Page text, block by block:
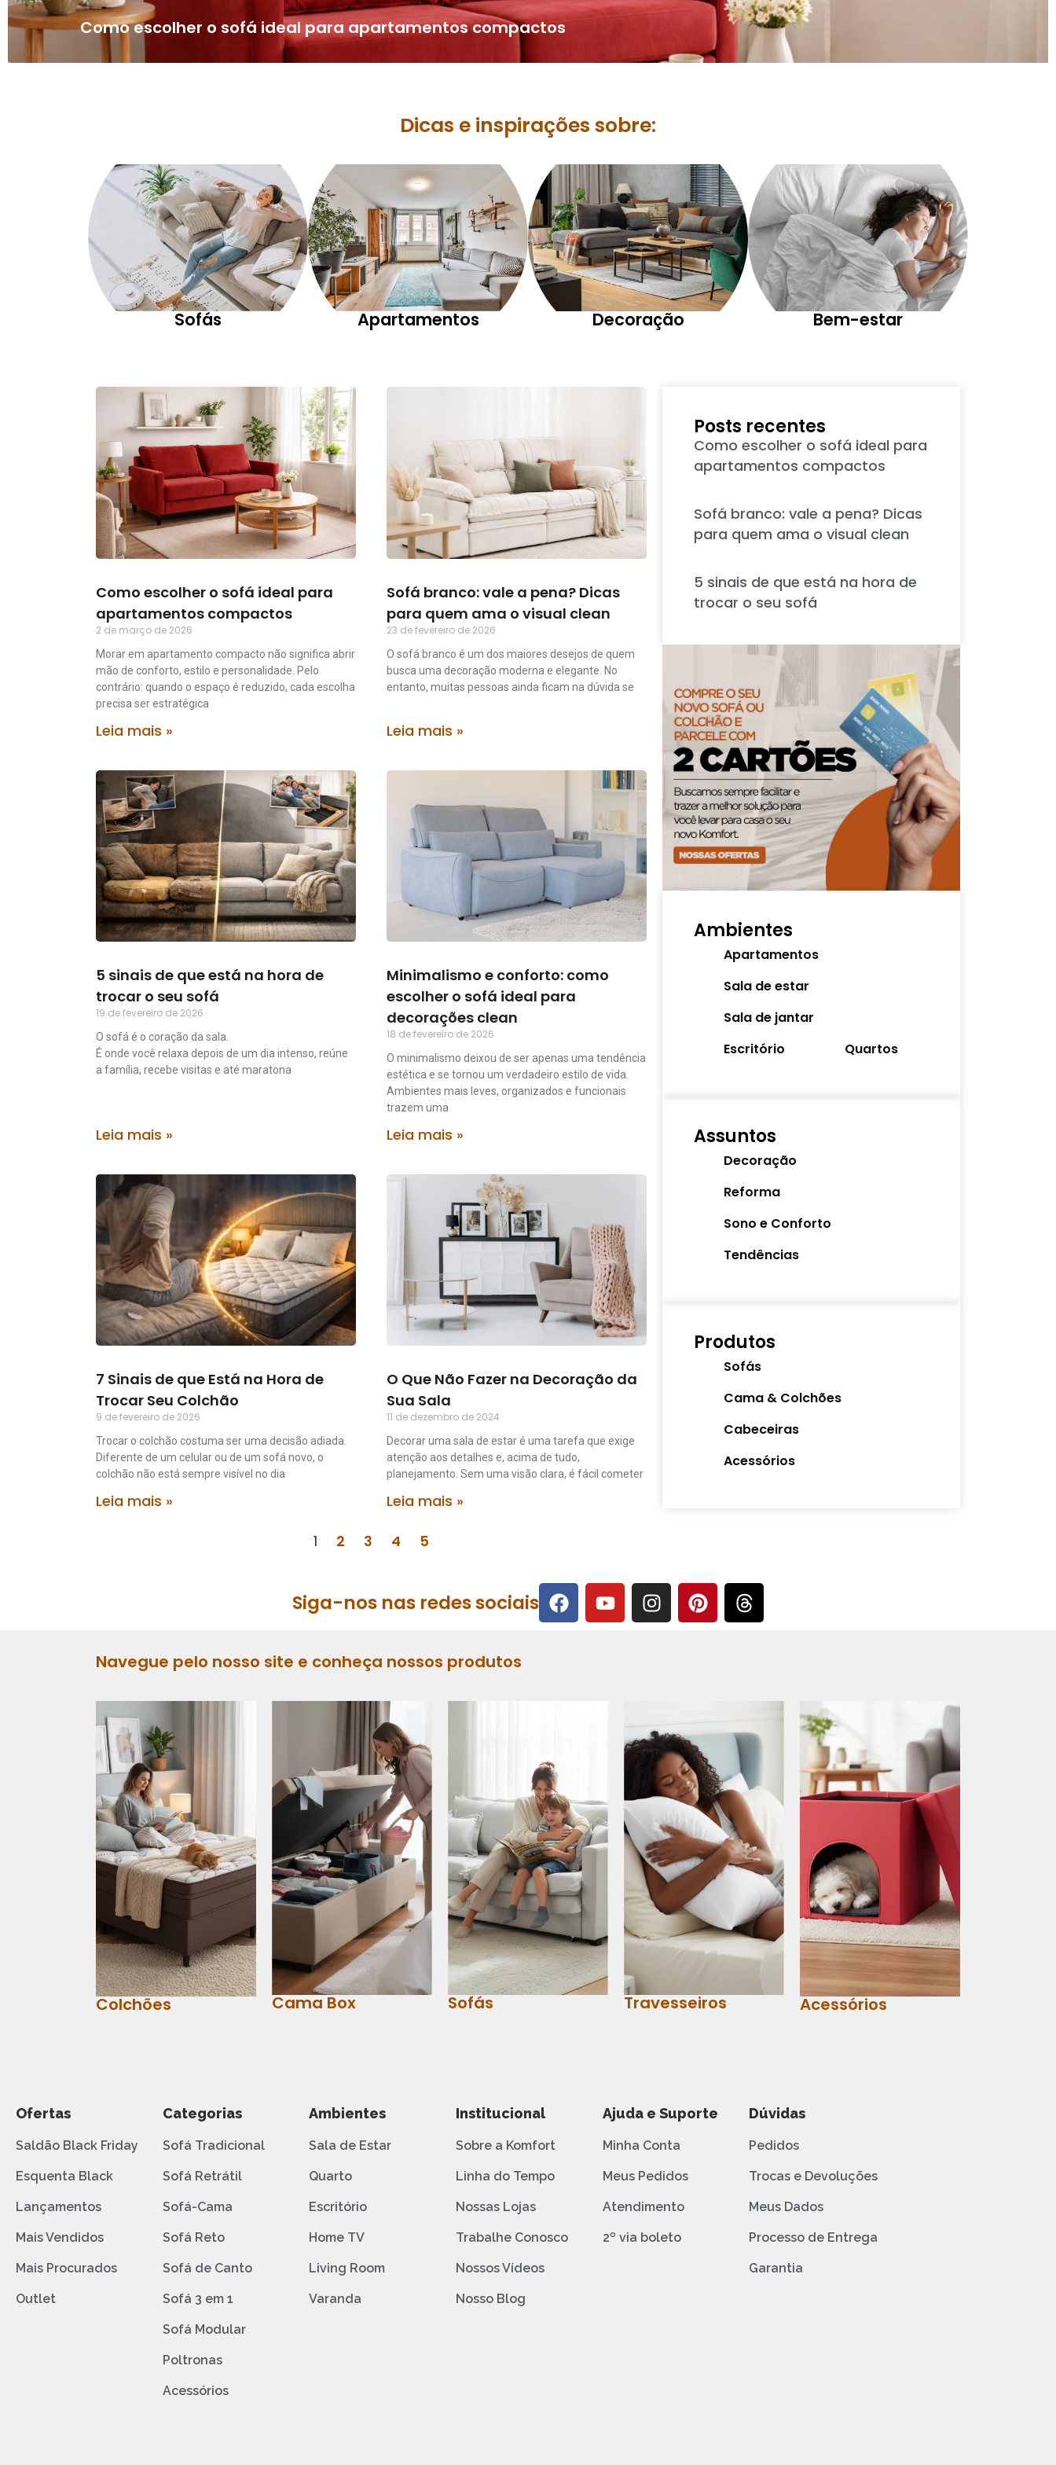
Como escolher o sofá ideal para apartamentos compactos
Dicas e inspirações sobre:
Sofás Apartamentos Decoração Bem-estar
Como escolher o sofá ideal para
apartamentos compactos
2 de março de 2026
Morar em apartamento compacto não significa abrir
mão de conforto, estilo e personalidade. Pelo
contrário: quando o espaço é reduzido, cada escolha
precisa ser estratégica
Leia mais »
Sofá branco: vale a pena? Dicas
para quem ama o visual clean
23 de fevereiro de 2026
O sofá branco é um dos maiores desejos de quem
busca uma decoração moderna e elegante. No
entanto, muitas pessoas ainda ficam na dúvida se
Leia mais »
5 sinais de que está na hora de
trocar o seu sofá
19 de fevereiro de 2026
O sofá é o coração da sala.
É onde você relaxa depois de um dia intenso, reúne
a família, recebe visitas e até maratona
Leia mais »
Minimalismo e conforto: como
escolher o sofá ideal para
decorações clean
18 de fevereiro de 2026
O minimalismo deixou de ser apenas uma tendência
estética e se tornou um verdadeiro estilo de vida.
Ambientes mais leves, organizados e funcionais
trazem uma
Leia mais »
7 Sinais de que Está na Hora de
Trocar Seu Colchão
9 de fevereiro de 2026
Trocar o colchão costuma ser uma decisão adiada.
Diferente de um celular ou de um sofá novo, o
colchão não está sempre visível no dia
Leia mais »
O Que Não Fazer na Decoração da
Sua Sala
11 de dezembro de 2024
Decorar uma sala de estar é uma tarefa que exige
atenção aos detalhes e, acima de tudo,
planejamento. Sem uma visão clara, é fácil cometer
Leia mais »
1 2 3 4 5
Posts recentes
Como escolher o sofá ideal para
apartamentos compactos
Sofá branco: vale a pena? Dicas
para quem ama o visual clean
5 sinais de que está na hora de
trocar o seu sofá
Ambientes
Apartamentos
Sala de estar
Sala de jantar
Escritório
Quartos
Assuntos
Decoração
Reforma
Sono e Conforto
Tendências
Produtos
Sofás
Cama & Colchões
Cabeceiras
Acessórios
Siga-nos nas redes sociais
Navegue pelo nosso site e conheça nossos produtos
Colchões Cama Box Sofás Travesseiros Acessórios
Ofertas
Saldão Black Friday
Esquenta Black
Lançamentos
Mais Vendidos
Mais Procurados
Outlet
Categorias
Sofá Tradicional
Sofá Retrátil
Sofá-Cama
Sofá Reto
Sofá de Canto
Sofá 3 em 1
Sofá Modular
Poltronas
Acessórios
Ambientes
Sala de Estar
Quarto
Escritório
Home TV
Living Room
Varanda
Institucional
Sobre a Komfort
Linha do Tempo
Nossas Lojas
Trabalhe Conosco
Nossos Vídeos
Nosso Blog
Ajuda e Suporte
Minha Conta
Meus Pedidos
Atendimento
2º via boleto
Dúvidas
Pedidos
Trocas e Devoluções
Meus Dados
Processo de Entrega
Garantia